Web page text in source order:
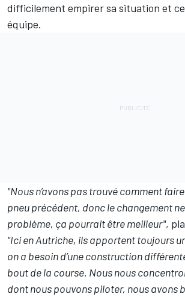
difficilement empirer sa situation et
équipe.
"Nous n’avons pas trouvé comment
pneu précédent, donc le changement
problème, ça pourrait être meilleur",
"Ici en Autriche, ils apportent toujours
on a besoin d’une construction
bout de la course. Nous nous
dont nous pouvons piloter, nous avons